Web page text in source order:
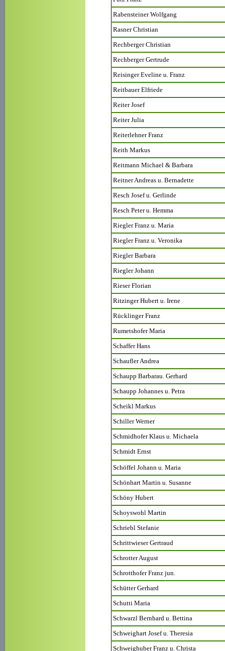
Rabensteiner Wolfgang
Rasner Christian
Rechberger Christian
Rechberger Gertrude
Reisinger Eveline u. Franz
Reitbauer Elfriede
Reiter Josef
Reiter Julia
Reiterlehner Franz
Reith Markus
Reitmann Michael & Barbara
Reitner Andreas u. Bernadette
Resch Josef u. Gerlinde
Resch Peter u. Hemma
Riegler Franz u. Maria
Riegler Franz u. Veronika
Riegler Barbara
Riegler Johann
Rieser Florian
Ritzinger Hubert u. Irene
Rücklinger Franz
Rumetshofer Maria
Schaffer Hans
Schaufler Andrea
Schaupp Barbarau. Gerhard
Schaupp Johannes u. Petra
Scheikl Markus
Schiller Werner
Schmidhofer Klaus u. Michaela
Schmidt Ernst
Schöffel Johann u. Maria
Schönhart Martin u. Susanne
Schöny Hubert
Schoyswohl Martin
Schriebl Stefanie
Schrittwieser Gertraud
Schrotter August
Schrotthofer Franz jun.
Schütter Gerhard
Schutti Maria
Schwarzl Bernhard u. Bettina
Schweighart Josef u. Theresia
Schweighuber Franz u. Christa